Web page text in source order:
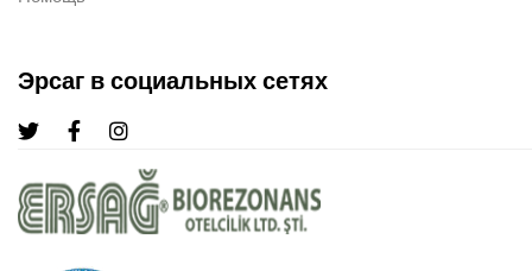
Эрсаг в социальных сетях